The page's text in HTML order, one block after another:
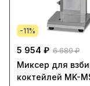
-11%
5 954 ₽ 6 689 ₽
Миксер для
коктейлей MK-